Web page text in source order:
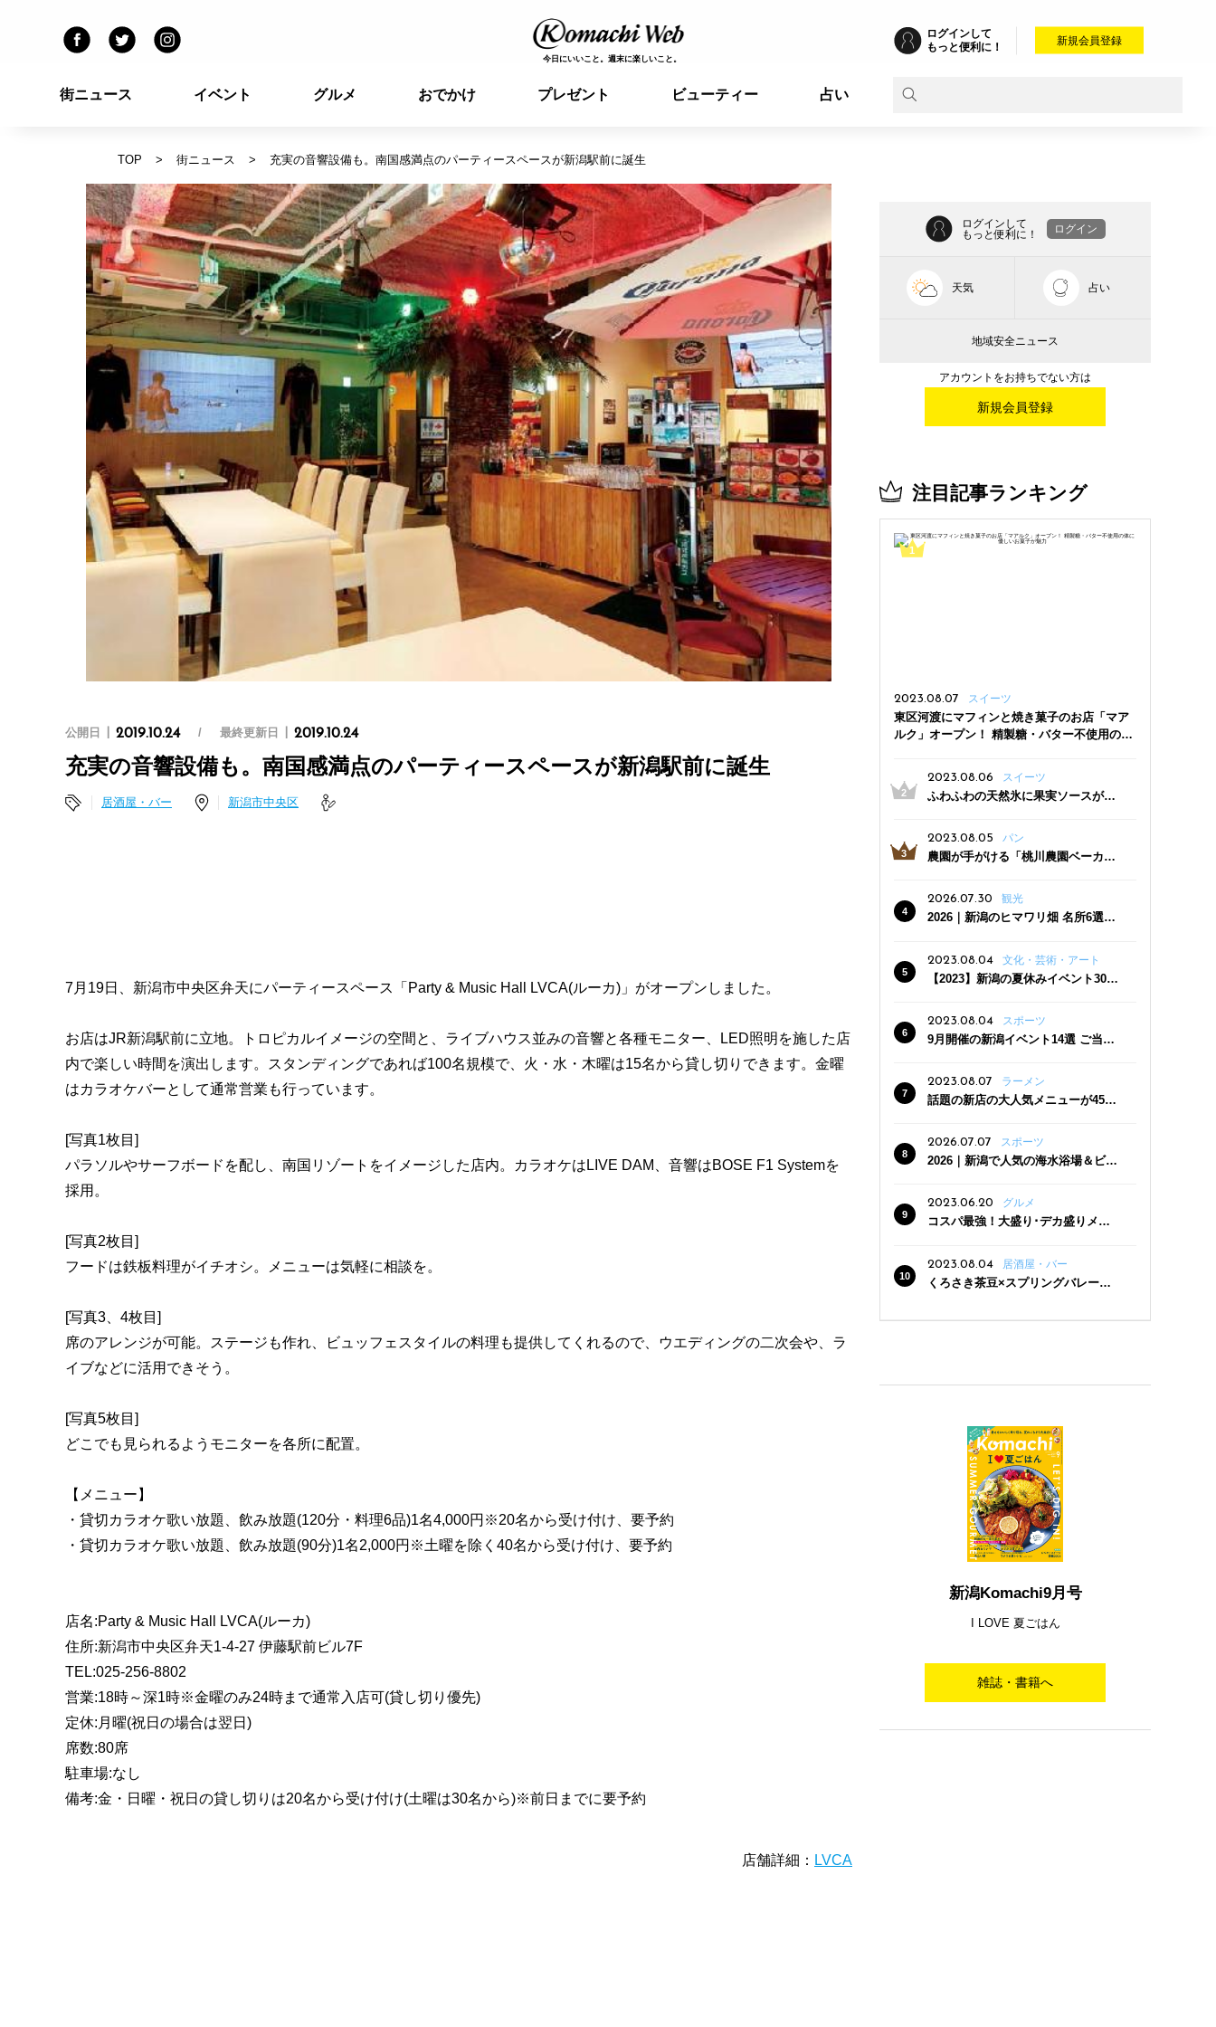
今日にいいこと。週末に楽しいこと。
ログインして
もっと便利に！
新規会員登録
街ニュース イベント グルメ おでかけ プレゼント ビューティー 占い
TOP 街ニュース 充実の音響設備も。南国感満点のパーティースペースが新潟駅前に誕生
公開日 2019.10.24 最終更新日 2019.10.24
充実の音響設備も。南国感満点のパーティースペースが新潟駅前に誕生
居酒屋・バー 新潟市中央区
7月19日、新潟市中央区弁天にパーティースペース「Party & Music Hall LVCA(ルーカ)」がオープンしました。
お店はJR新潟駅前に立地。トロピカルイメージの空間と、ライブハウス並みの音響と各種モニター、LED照明を施した店
内で楽しい時間を演出します。スタンディングであれば100名規模で、火・水・木曜は15名から貸し切りできます。金曜
はカラオケバーとして通常営業も行っています。
[写真1枚目]
パラソルやサーフボードを配し、南国リゾートをイメージした店内。カラオケはLIVE DAM、音響はBOSE F1 Systemを
採用。
[写真2枚目]
フードは鉄板料理がイチオシ。メニューは気軽に相談を。
[写真3、4枚目]
席のアレンジが可能。ステージも作れ、ビュッフェスタイルの料理も提供してくれるので、ウエディングの二次会や、ラ
イブなどに活用できそう。
[写真5枚目]
どこでも見られるようモニターを各所に配置。
【メニュー】
・貸切カラオケ歌い放題、飲み放題(120分・料理6品)1名4,000円※20名から受け付け、要予約
・貸切カラオケ歌い放題、飲み放題(90分)1名2,000円※土曜を除く40名から受け付け、要予約
店名:Party & Music Hall LVCA(ルーカ)
住所:新潟市中央区弁天1-4-27 伊藤駅前ビル7F
TEL:025-256-8802
営業:18時～深1時※金曜のみ24時まで通常入店可(貸し切り優先)
定休:月曜(祝日の場合は翌日)
席数:80席
駐車場:なし
備考:金・日曜・祝日の貸し切りは20名から受け付け(土曜は30名から)※前日までに要予約
店舗詳細： LVCA
ログインして
もっと便利に！
ログイン
天気 占い
地域安全ニュース
アカウントをお持ちでない方は
新規会員登録
注目記事ランキング
2023.08.07 スイーツ
東区河渡にマフィンと焼き菓子のお店「マア
ルク」オープン！ 精製糖・バター不使用の体
2023.08.06
スイーツ
ふわふわの天然氷に果実ソースがた
三条駅近くにオープン
2023.08.05 パン
農園が手がける「桃川農園ベーカリ
った焼きたてパンのほか、ジェラー
トやスムージーも
2026.07.30 観光
2026｜新潟のヒマワリ畑 名所6選
2023.08.04
文化・芸術・アート
【2023】新潟の夏休みイベント30
2023.08.04
スポーツ
9月開催の新潟イベント14選 ご当地
2023.08.07 ラーメン
話題の新店の大人気メニューが450
クーポン登場
2026.07.07 スポーツ
2026｜新潟で人気の海水浴場＆ビー
2023.06.20
グルメ
コスパ最強！大盛り･デカ盛りメニ
2023.08.04
居酒屋・バー
くろさき茶豆×スプリングバレー豊
新潟Komachi9月号
I LOVE 夏ごはん
雑誌・書籍へ